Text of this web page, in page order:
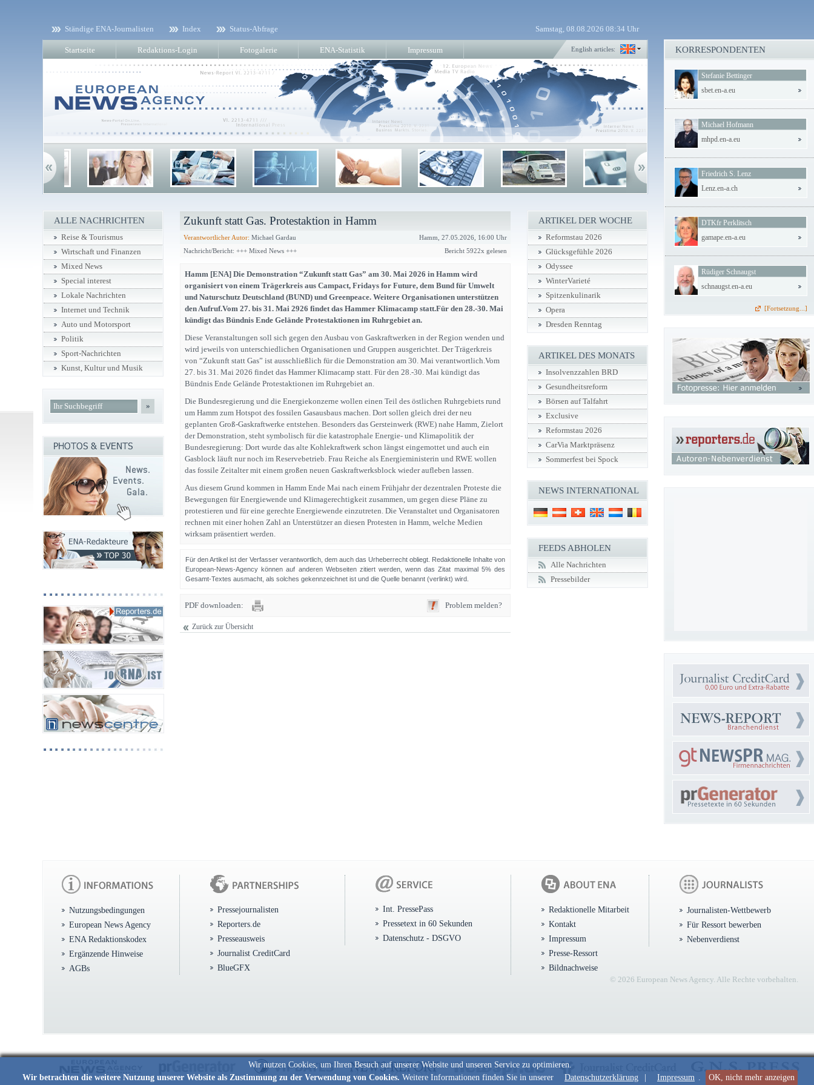
Wir nutzen Cookies, um Ihren Besuch auf unserer Website und unseren Service zu optimieren.
Wir betrachten die weitere Nutzung unserer Website als Zustimmung zu der Verwendung von Cookies. Weitere Informationen finden Sie in unserer Datenschutzerklärung Impressum . OK, nicht mehr anzeigen
Ständige ENA-Journalisten Index Status-Abfrage Samstag, 08.08.2026 08:34 Uhr
Startseite Redaktions-Login Fotogalerie ENA-Statistik Impressum English articles:
Zukunft statt Gas. Protestaktion in Hamm
Verantwortlicher Autor: Michael Gardau
Hamm, 27.05.2026, 16:00 Uhr
Nachricht/Bericht: +++ Mixed News +++
Bericht 5922x gelesen
Hamm [ENA] Die Demonstration “Zukunft statt Gas” am 30. Mai 2026 in Hamm wird
organisiert von einem Trägerkreis aus Campact, Fridays for Future, dem Bund für Umwelt
und Naturschutz Deutschland (BUND) und Greenpeace. Weitere Organisationen unterstützen
den Aufruf.Vom 27. bis 31. Mai 2926 findet das Hammer Klimacamp statt.Für den 28.-30. Mai
kündigt das Bündnis Ende Gelände Protestaktionen im Ruhrgebiet an.
Diese Veranstaltungen soll sich gegen den Ausbau von Gaskraftwerken in der Region wenden und
wird jeweils von unterschiedlichen Organisationen und Gruppen ausgerichtet. Der Trägerkreis
von “Zukunft statt Gas” ist ausschließlich für die Demonstration am 30. Mai verantwortlich.Vom
27. bis 31. Mai 2026 findet das Hammer Klimacamp statt. Für den 28.-30. Mai kündigt das
Bündnis Ende Gelände Protestaktionen im Ruhrgebiet an.
Die Bundesregierung und die Energiekonzerne wollen einen Teil des östlichen Ruhrgebiets rund
um Hamm zum Hotspot des fossilen Gasausbaus machen. Dort sollen gleich drei der neu
geplanten Groß-Gaskraftwerke entstehen. Besonders das Gersteinwerk (RWE) nahe Hamm, Zielort
der Demonstration, steht symbolisch für die katastrophale Energie- und Klimapolitik der
Bundesregierung: Dort wurde das alte Kohlekraftwerk schon längst eingemottet und auch ein
Gasblock läuft nur noch im Reservebetrieb. Frau Reiche als Energieministerin und RWE wollen
das fossile Zeitalter mit einem großen neuen Gaskraftwerksblock wieder aufleben lassen.
Aus diesem Grund kommen in Hamm Ende Mai nach einem Frühjahr der dezentralen Proteste die
Bewegungen für Energiewende und Klimagerechtigkeit zusammen, um gegen diese Pläne zu
protestieren und für eine gerechte Energiewende einzutreten. Die Veranstaltet und Organisatoren
rechnen mit einer hohen Zahl an Unterstützer an diesen Protesten in Hamm, welche Medien
wirksam präsentiert werden.
Für den Artikel ist der Verfasser verantwortlich, dem auch das Urheberrecht obliegt. Redaktionelle Inhalte von
European-News-Agency können auf anderen Webseiten zitiert werden, wenn das Zitat maximal 5% des
Gesamt-Textes ausmacht, als solches gekennzeichnet ist und die Quelle benannt (verlinkt) wird.
PDF downloaden: Problem melden?
Zurück zur Übersicht
ALLE NACHRICHTEN
Reise & Tourismus
Wirtschaft und Finanzen
Mixed News
Special interest
Lokale Nachrichten
Internet und Technik
Auto und Motorsport
Politik
Sport-Nachrichten
Kunst, Kultur und Musik
»
ARTIKEL DER WOCHE
Reformstau 2026
Glücksgefühle 2026
Odyssee
WinterVarieté
Spitzenkulinarik
Opera
Dresden Renntag
ARTIKEL DES MONATS
Insolvenzzahlen BRD
Gesundheitsreform
Börsen auf Talfahrt
Exclusive
Reformstau 2026
CarVia Marktpräsenz
Sommerfest bei Spock
NEWS INTERNATIONAL
FEEDS ABHOLEN
Alle Nachrichten
Pressebilder
KORRESPONDENTEN
Stefanie Bettinger
sbet.en-a.eu
Michael Hofmann
mhpd.en-a.eu
Friedrich S. Lenz
Lenz.en-a.ch
DTKfr Perklitsch
gamape.en-a.eu
Rüdiger Schnaugst
schnaugst.en-a.eu
[Fortsetzung...]
Nutzungsbedingungen
European News Agency
ENA Redaktionskodex
Ergänzende Hinweise
AGBs
Pressejournalisten
Reporters.de
Presseausweis
Journalist CreditCard
BlueGFX
Int. PressePass
Pressetext in 60 Sekunden
Datenschutz - DSGVO
Redaktionelle Mitarbeit
Kontakt
Impressum
Presse-Ressort
Bildnachweise
Journalisten-Wettbewerb
Für Ressort bewerben
Nebenverdienst
© 2026 European News Agency. Alle Rechte vorbehalten.